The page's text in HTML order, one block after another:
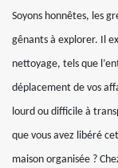
Soyons honnêtes, les
gênants à explorer. Il
nettoyage, tels que
déplacement de vos
lourd ou difficile à
que vous avez libéré
maison organisée ?